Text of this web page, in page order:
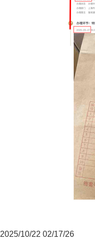
2025/10/22 02/17/26